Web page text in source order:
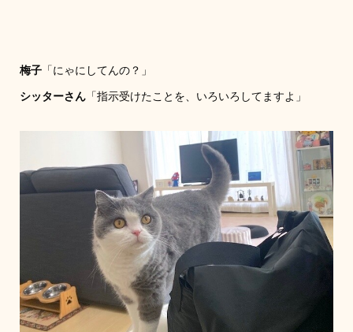
梅子「にゃにしてんの？」
シッターさん「指示受けたことを、いろいろしてますよ」